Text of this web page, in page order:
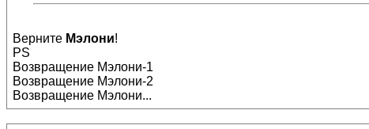
Верните Мэлони!
PS
Возвращение Мэлони-1
Возвращение Мэлони-2
Возвращение Мэлони...